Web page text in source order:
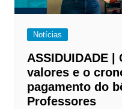
Notícias
ASSIDUIDADE
valores e o
pagamento do
Professores